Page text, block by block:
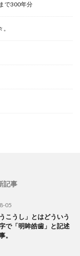
で300年分
記事
05
こうし」とはどういう
で「明眸皓歯」と記述
。